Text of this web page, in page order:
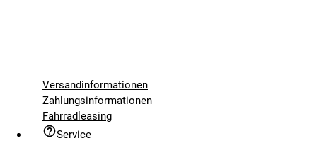
Versandinformationen
Zahlungsinformationen
Fahrradleasing
Service